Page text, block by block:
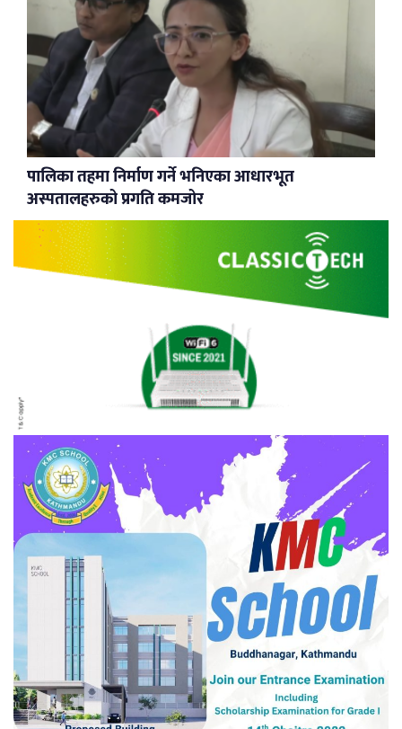
पालिका तहमा निर्माण गर्ने भनिएका आधारभूत
अस्पतालहरुको प्रगति कमजोर